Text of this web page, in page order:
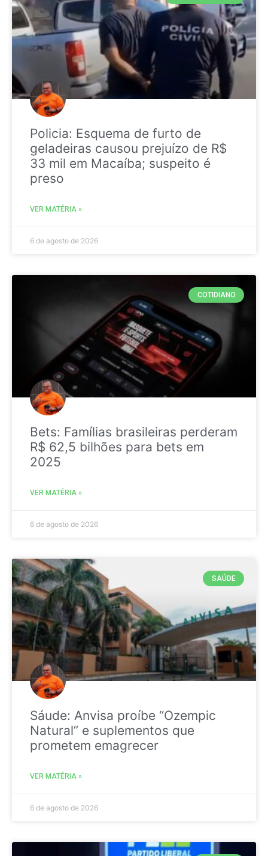
Policia: Esquema de furto de
geladeiras causou prejuízo de R$
33 mil em Macaíba; suspeito é
preso
VER MATÉRIA »
6 de agosto de 2026
COTIDIANO
Bets: Famílias brasileiras perderam
R$ 62,5 bilhões para bets em
2025
VER MATÉRIA »
6 de agosto de 2026
SAÚDE
Sáude: Anvisa proíbe “Ozempic
Natural” e suplementos que
prometem emagrecer
VER MATÉRIA »
6 de agosto de 2026